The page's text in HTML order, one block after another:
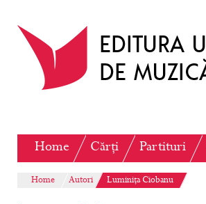
Home Cărți Partituri
Home Autori Luminița Ciobanu